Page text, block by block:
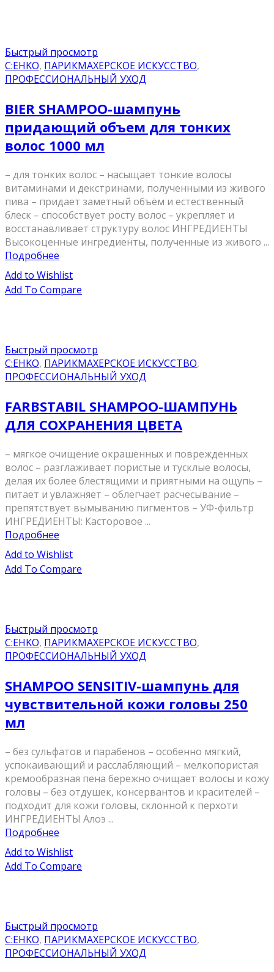
Быстрый просмотр
C:EHKO, ПАРИКМАХЕРСКОЕ ИСКУССТВО,
ПРОФЕССИОНАЛЬНЫЙ УХОД
BIER SHAMPOO-шампунь
придающий объем для тонких
волос 1000 мл
– для тонких волос – насыщает тонкие волосы
витаминами и декстринами, полученными из живого
пива – придает заметный объём и естественный
блеск – способствует росту волос – укрепляет и
восстанавливает структуру волос ИНГРЕДИЕНТЫ
Высокоценные ингредиенты, полученные из живого ...
Подробнее
Add to Wishlist
Add To Compare
Быстрый просмотр
C:EHKO, ПАРИКМАХЕРСКОЕ ИСКУССТВО,
ПРОФЕССИОНАЛЬНЫЙ УХОД
FARBSTABIL SHAMPOO-ШАМПУНЬ
ДЛЯ СОХРАНЕНИЯ ЦВЕТА
– мягкое очищение окрашенных и поврежденных
волос – разглаживает пористые и тусклые волосы,
делая их более блестящими и приятными на ощупь –
питает и увлажняет – облегчает расчесывание –
препятствует вымыванию пигментов – УФ-фильтр
ИНГРЕДИЕНТЫ: Касторовое ...
Подробнее
Add to Wishlist
Add To Compare
Быстрый просмотр
C:EHKO, ПАРИКМАХЕРСКОЕ ИСКУССТВО,
ПРОФЕССИОНАЛЬНЫЙ УХОД
SHAMPOO SENSITIV-шампунь для
чувствительной кожи головы 250
мл
– без сульфатов и парабенов – особенно мягкий,
успокаивающий и расслабляющий – мелкопористая
кремообразная пена бережно очищает волосы и кожу
головы – без отдушек, консервантов и красителей –
подходит для кожи головы, склонной к перхоти
ИНГРЕДИЕНТЫ Алоэ ...
Подробнее
Add to Wishlist
Add To Compare
Быстрый просмотр
C:EHKO, ПАРИКМАХЕРСКОЕ ИСКУССТВО,
ПРОФЕССИОНАЛЬНЫЙ УХОД